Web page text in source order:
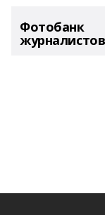
Фотобанк